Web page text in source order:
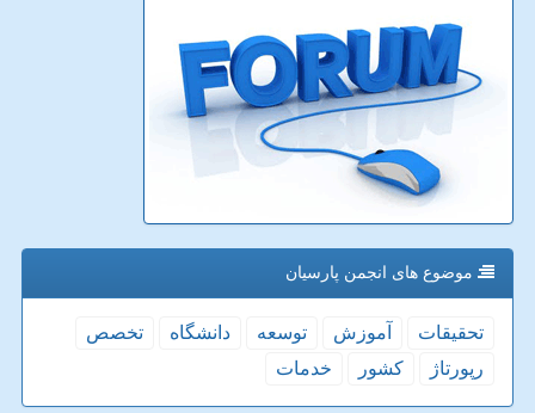
موضوع های انجمن پارسیان
تحقیقات آموزش توسعه دانشگاه
تخصص
رپورتاژ
كشور خدمات